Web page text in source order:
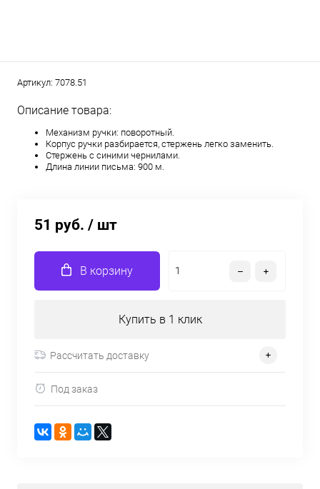
Артикул: 7078.51
Описание товара:
Механизм ручки: поворотный.
Корпус ручки разбирается, стержень легко заменить.
Стержень с синими чернилами.
Длина линии письма: 900 м.
51 руб. / шт
В корзину
Купить в 1 клик
Рассчитать доставку
Под заказ